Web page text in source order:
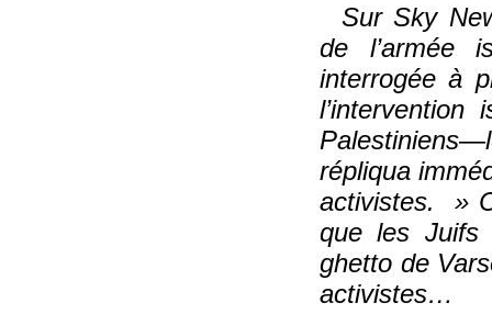
Sur Sky
de l’armée
interrogée à
répliqua
activistes.
que les Juifs
ghetto de
activistes…